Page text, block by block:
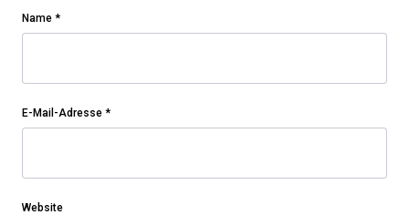
Name *
E-Mail-Adresse *
Website